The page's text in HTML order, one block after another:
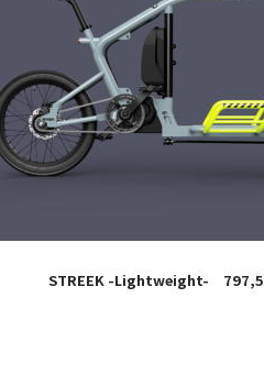
STREEK -Lightweight-